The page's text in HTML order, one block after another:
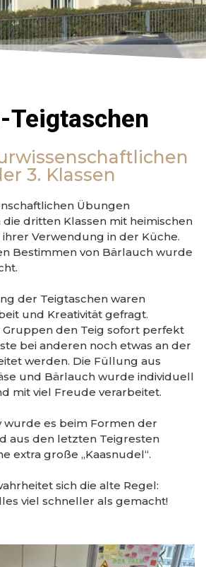
Teigtaschen
3. Klassen
Übungen
dritten Klassen mit heimischen
Verwendung in der Küche.
Bestimmen von Bärlauch wurde
der Teigtaschen waren
und Kreativität gefragt.
den Teig sofort perfekt
bei anderen noch etwas an der
werden. Die Füllung aus
und Bärlauch wurde individuell
mit viel Freude verarbeitet.
wurde es beim Formen der
aus den letzten Teigresten
extra große „Kaasnudel“.
sich die alte Regel:
viel schneller als gemacht!